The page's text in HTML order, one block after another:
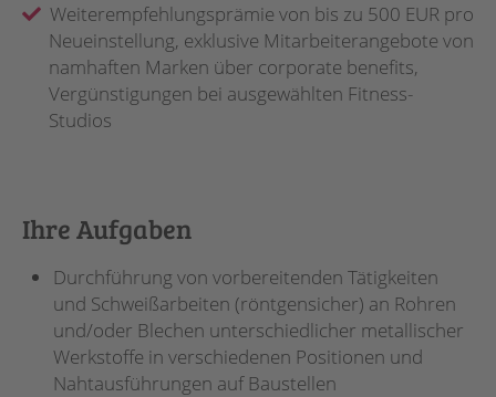
Ihre Aufgaben
Durchführung von vorbereitenden Tätigkeiten
und Schweißarbeiten (röntgensicher) an Rohren
und/oder Blechen unterschiedlicher metallischer
Werkstoffe in verschiedenen Positionen und
Nahtausführungen auf Baustellen
Weiterempfehlungsprämie von bis zu 500 EUR pro
Neueinstellung, exklusive Mitarbeiterangebote von
namhaften Marken über corporate benefits,
Vergünstigungen bei ausgewählten Fitness-
Studios